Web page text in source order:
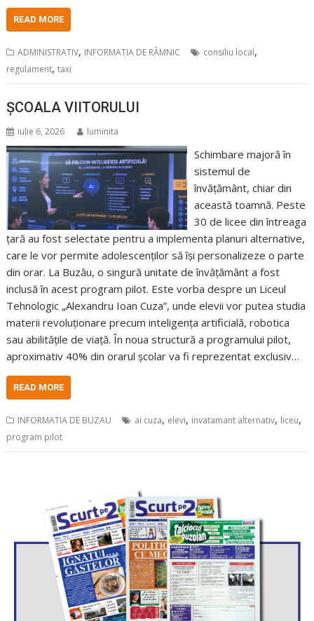
READ MORE
ADMINISTRATIV, INFORMATIA DE RÂMNIC consiliu local,
regulament,taxi
ȘCOALA VIITORULUI
iulie 6, 2026 luminita
Schimbare majoră în
sistemul de
învățământ, chiar din
această toamnă. Peste
30 de licee din întreaga
țară au fost selectate pentru a implementa planuri alternative,
care le vor permite adolescenților să își personalizeze o parte
din orar. La Buzău, o singură unitate de învățământ a fost
inclusă în acest program pilot. Este vorba despre un Liceul
Tehnologic „Alexandru Ioan Cuza”, unde elevii vor putea studia
materii revoluționare precum inteligența artificială, robotica
sau abilitățile de viață. În noua structură a programului pilot,
aproximativ 40% din orarul școlar va fi reprezentat exclusiv…
READ MORE
INFORMATIA DE BUZAU ai cuza, elevi, invatamant alternativ, liceu,
program pilot